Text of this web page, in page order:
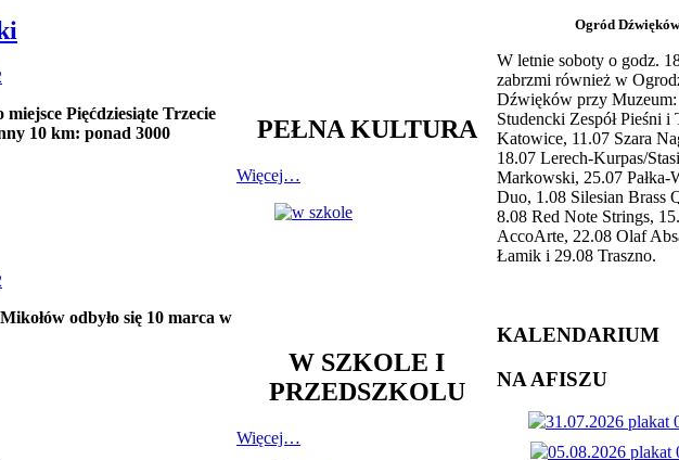
Pięćdziesiąte Trzecie
10 km: ponad 3000
odbyło się 10 marca w
PEŁNA KULTURA
Więcej…
W SZKOLE I
PRZEDSZKOLU
Więcej…
Ogród Dźwięków
W letnie soboty o godz.
zabrzmi również w
Dźwięków przy
Studencki Zespół Pieśni i
Katowice, 11.07 Szara
18.07 Lerech-Kurpas/
Markowski, 25.07 Pałka-
Duo, 1.08 Silesian Brass
8.08 Red Note Strings,
AccoArte, 22.08 Olaf
Łamik i 29.08 Traszno.
KALENDARIUM
NA AFISZU